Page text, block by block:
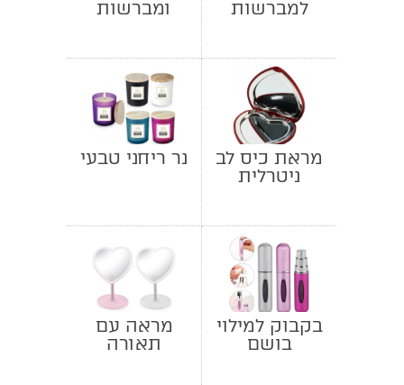
למברשות
ומברשות
מראת כיס לב
ניטרלית
נר ריחני טבעי
בקבוק למילוי
בושם
מראה עם
תאורה